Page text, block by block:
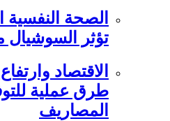
تؤثر السوشيال
طرق عملية
المصاريف